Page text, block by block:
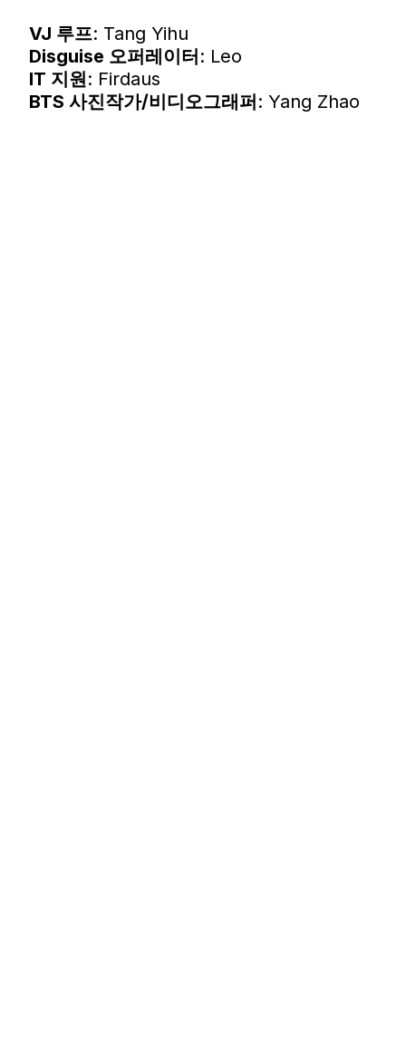
VJ 루프: Tang Yihu
Disguise 오퍼레이터: Leo
IT 지원: Firdaus
BTS 사진작가/비디오그래퍼: Yang Zhao